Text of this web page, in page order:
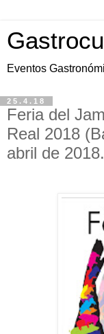
Eventos
25.4.18
Feria del
Real 2018
abril de 2018.